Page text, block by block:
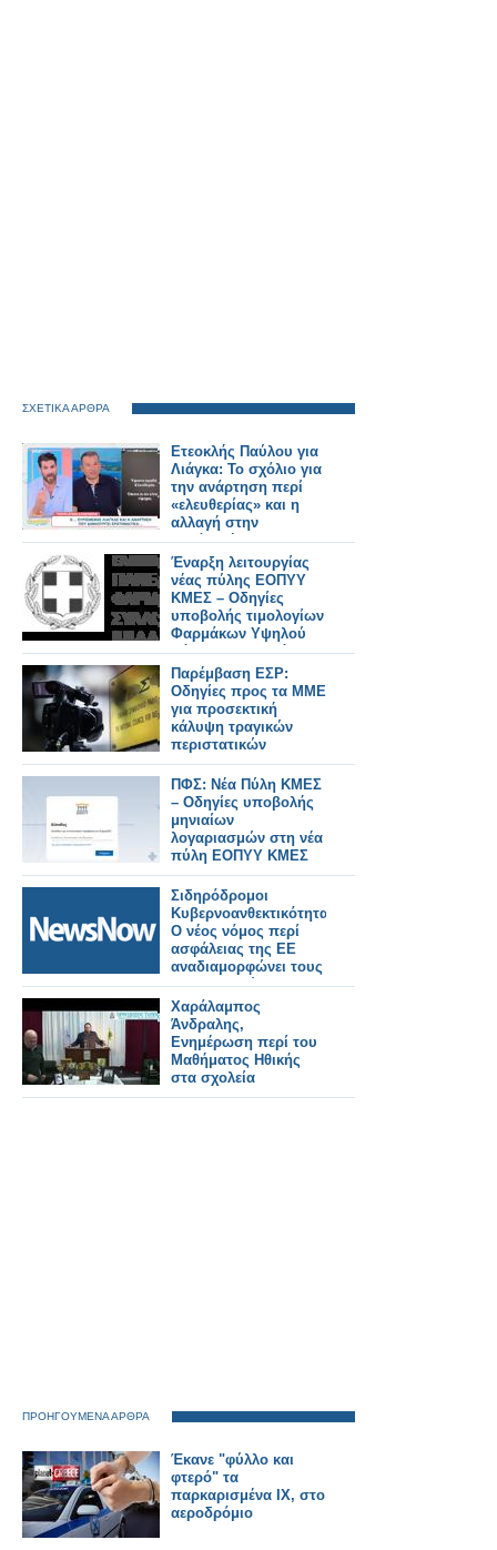
ΣΧΕΤΙΚΑ ΑΡΘΡΑ
Ετεοκλής Παύλου για
Λιάγκα: Το σχόλιο για
την ανάρτηση περί
«ελευθερίας» και η
αλλαγή στην
εμφάνισή του
Έναρξη λειτουργίας
νέας πύλης ΕΟΠΥΥ
ΚΜΕΣ – Οδηγίες
υποβολής τιμολογίων
Φαρμάκων Υψηλού
Κόστους Πλατφόρμας
ΕΟΠΥΥ
Παρέμβαση ΕΣΡ:
Οδηγίες προς τα ΜΜΕ
για προσεκτική
κάλυψη τραγικών
περιστατικών
ΠΦΣ: Νέα Πύλη ΚΜΕΣ
– Οδηγίες υποβολής
μηνιαίων
λογαριασμών στη νέα
πύλη ΕΟΠΥΥ ΚΜΕΣ
Σιδηρόδρομοι
Κυβερνοανθεκτικότητας:
Ο νέος νόμος περί
ασφάλειας της ΕΕ
αναδιαμορφώνει τους
ευρωπαϊκούς
σιδηροδρόμους το
2026
Χαράλαμπος
Άνδραλης,
Ενημέρωση περί του
Μαθήματος Ηθικής
στα σχολεία
ΠΡΟΗΓΟΥΜΕΝΑ ΑΡΘΡΑ
Έκανε "φύλλο και
φτερό" τα
παρκαρισμένα ΙΧ, στο
αεροδρόμιο